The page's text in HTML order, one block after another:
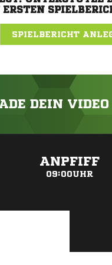
ERSTEN
SPIELBERICHT
DEIN VIDEO
ANPFIFF
09:00UHR